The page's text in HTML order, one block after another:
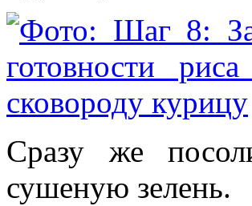
Сразу же
сушеную зелень.